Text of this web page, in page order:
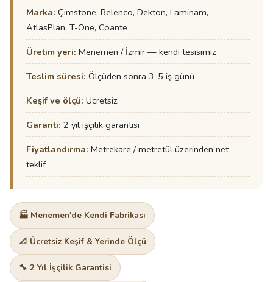
Marka: Çimstone, Belenco, Dekton, Laminam,
AtlasPlan, T-One, Coante
Üretim yeri: Menemen / İzmir — kendi tesisimiz
Teslim süresi: Ölçüden sonra 3-5 iş günü
Keşif ve ölçü: Ücretsiz
Garanti: 2 yıl işçilik garantisi
Fiyatlandırma: Metrekare / metretül üzerinden net
teklif
🏭 Menemen'de Kendi Fabrikası
📐 Ücretsiz Keşif & Yerinde Ölçü
🔧 2 Yıl İşçilik Garantisi